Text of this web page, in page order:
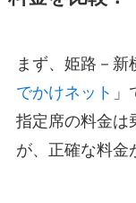
まず、姫路－新
でかけネット 」
指定席の料金は
が、正確な料金